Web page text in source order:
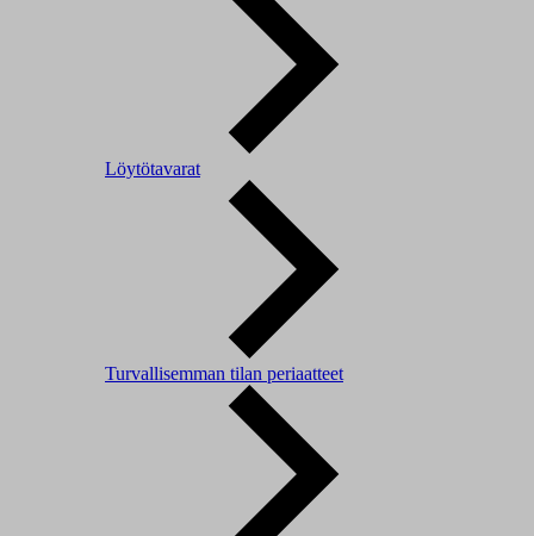
Löytötavarat
Turvallisemman tilan periaatteet